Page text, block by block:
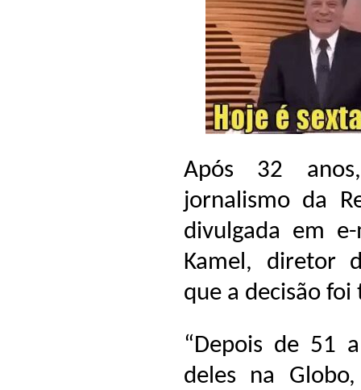
Após 32
jornalismo da
divulgada em
Kamel, diretor
que a decisão
“Depois de 51
deles na